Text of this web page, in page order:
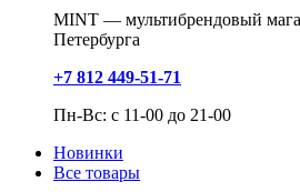
MINT — мультибрендовый
Петербурга
+7 812 449-51-71
Пн-Вс: с 11-00 до 21-00
Новинки
Все товары